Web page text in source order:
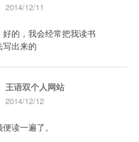
2014/12/11
好的，我会经常把我读书
写出来的
王语双个人网站
2014/12/12
读一遍了。